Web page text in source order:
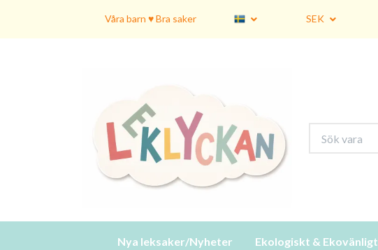
Våra barn ♥ Bra saker SEK
Nya leksaker/Nyheter Ekologiskt & Ekovänligt